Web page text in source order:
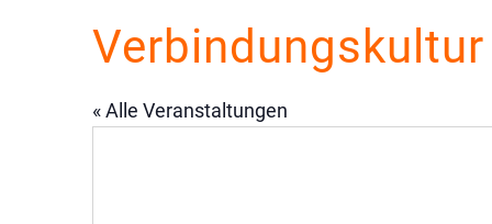
Verbindungskultur
« Alle Veranstaltungen